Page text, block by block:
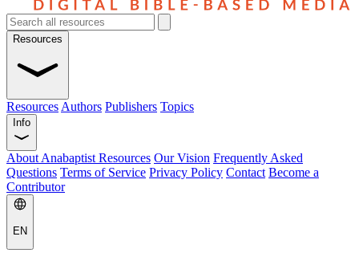
Resources
Resources Authors Publishers Topics
Info
About Anabaptist Resources Our Vision Frequently Asked
Questions Terms of Service Privacy Policy Contact Become a
Contributor
EN